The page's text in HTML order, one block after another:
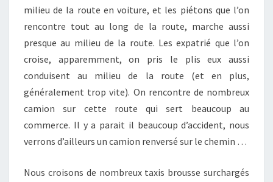
milieu de la route en voiture, et les piétons que l’on
rencontre tout au long de la route, marche aussi
presque au milieu de la route. Les expatrié que l’on
croise, apparemment, on pris le plis eux aussi
conduisent au milieu de la route (et en plus,
généralement trop vite). On rencontre de nombreux
camion sur cette route qui sert beaucoup au
commerce. Il y a parait il beaucoup d’accident, nous
verrons d’ailleurs un camion renversé sur le chemin …
Nous croisons de nombreux taxis brousse surchargés